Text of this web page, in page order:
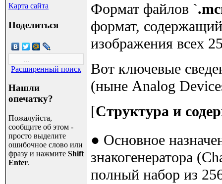
Карта сайта
Поделиться
Расширенный поиск
Нашли
опечатку?
Пожалуйста,
сообщите об этом -
просто выделите
ошибочное слово или
фразу и нажмите Shift
Enter.
Формат файлов `
формат,
изображения всех
Вот ключевые
(ныне Analog
[Структура и
● Основное
знакогенератора
полный набор из